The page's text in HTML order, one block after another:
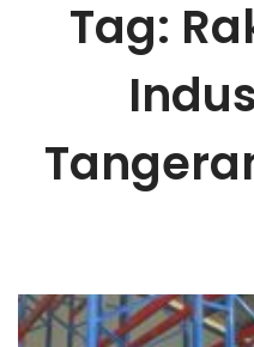
Tag: